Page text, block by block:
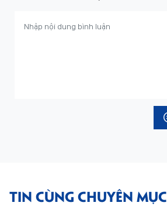
TIN CÙNG CHUYÊN MỤC